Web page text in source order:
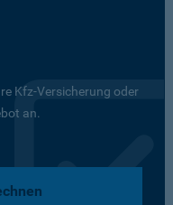
Kfz-Versicherung oder
an.